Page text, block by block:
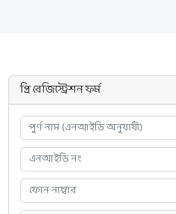
প্রি রেজিস্ট্রেশন ফর্ম